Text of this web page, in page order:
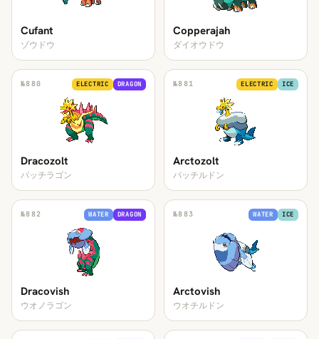
Cufant
ゾウドウ
Copperajah
ダイオウドウ
№880 ELECTRIC DRAGON
Dracozolt
パッチラゴン
№881 ELECTRIC ICE
Arctozolt
パッチルドン
№882 WATER DRAGON
Dracovish
ウオノラゴン
№883 WATER ICE
Arctovish
ウオチルドン